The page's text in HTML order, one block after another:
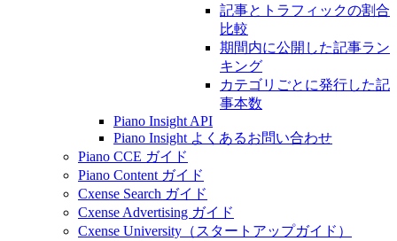
記事とトラフィックの割合
比較
期間内に公開した記事ラン
キング
カテゴリごとに発行した記
事本数
Piano Insight API
Piano Insight よくあるお問い合わせ
Piano CCE ガイド
Piano Content ガイド
Cxense Search ガイド
Cxense Advertising ガイド
Cxense University（スタートアップガイド）